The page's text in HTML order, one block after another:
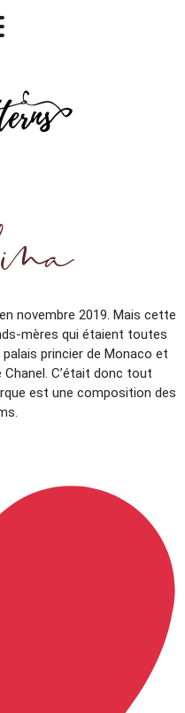
novembre 2019. Mais cette
mères qui étaient toutes
princier de Monaco et
Chanel. C’était donc tout
est une composition des